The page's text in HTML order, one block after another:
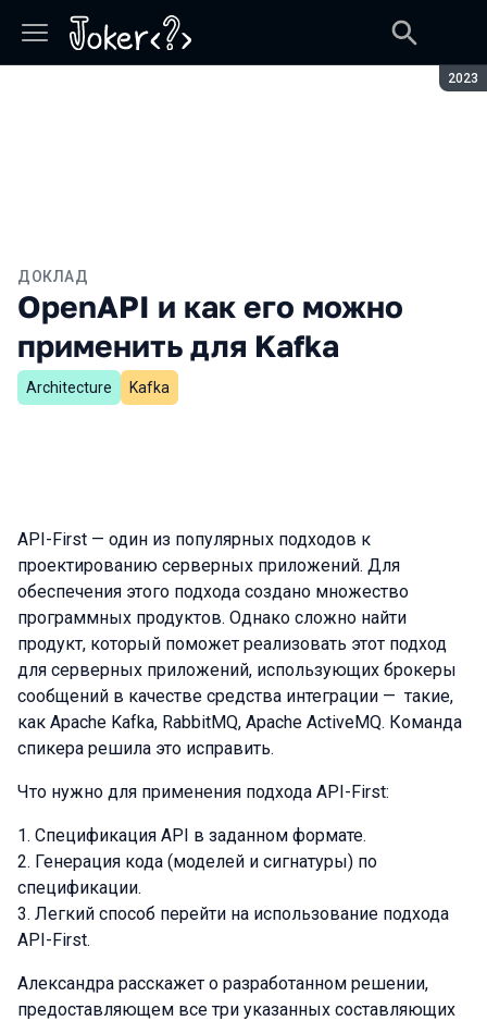
2023
ДОКЛАД
OpenAPI и как его можно
применить для Kafka
Architecture Kafka
API-First — один из популярных подходов к
проектированию серверных приложений. Для
обеспечения этого подхода создано множество
программных продуктов. Однако сложно найти
продукт, который поможет реализовать этот подход
для серверных приложений, использующих брокеры
сообщений в качестве средства интеграции — такие,
как Apache Kafka, RabbitMQ, Apache ActiveMQ. Команда
спикера решила это исправить.
Что нужно для применения подхода API-First:
Спецификация API в заданном формате.
Генерация кода (моделей и сигнатуры) по
спецификации.
Легкий способ перейти на использование подхода
API-First.
Александра расскажет о разработанном решении,
предоставляющем все три указанных составляющих